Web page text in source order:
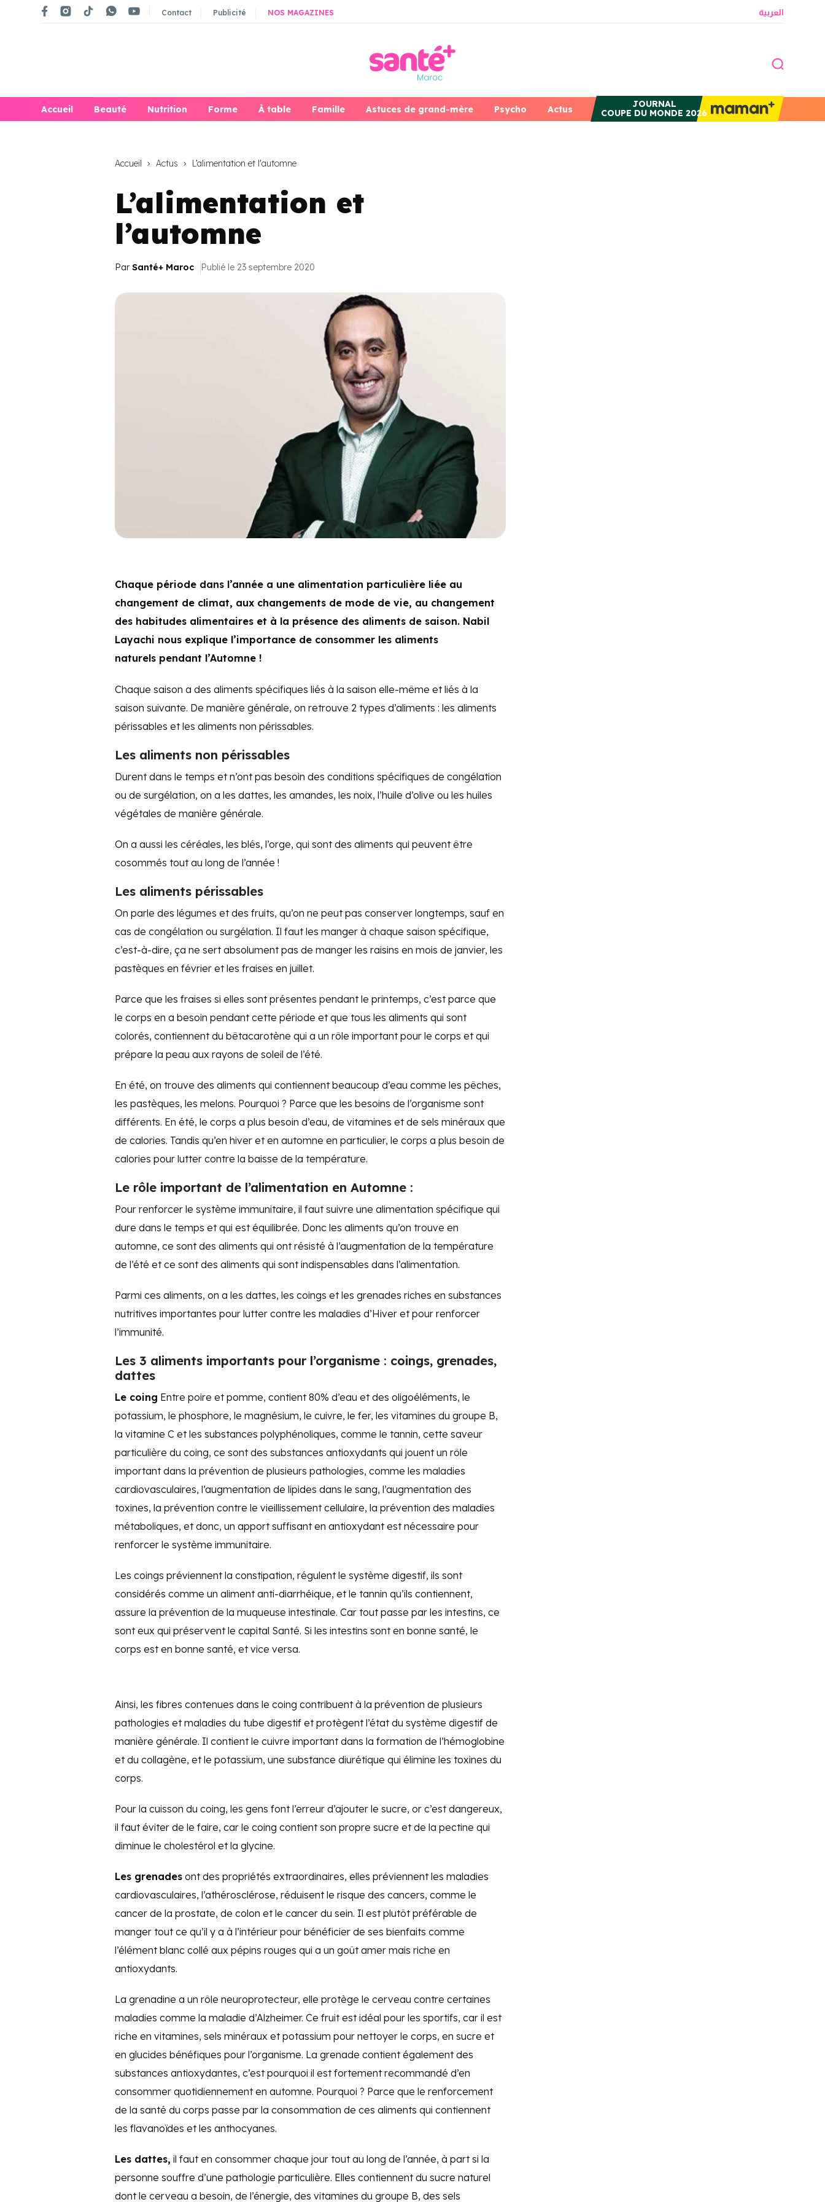
Contact Publicité NOS MAGAZINES العربية
Accueil Beauté Nutrition Forme À table Famille Astuces de grand-mère Psycho Actus
JOURNAL
COUPE DU MONDE 2026
Accueil Actus L’alimentation et l'automne
L’alimentation et
l’automne
Par Santé+ Maroc Publié le 23 septembre 2020
Chaque période dans l’année a une alimentation particulière liée au
changement de climat, aux changements de mode de vie, au changement
des habitudes alimentaires et à la présence des aliments de saison. Nabil
Layachi nous explique l’importance de consommer les aliments
naturels pendant l’Automne !
Chaque saison a des aliments spécifiques liés à la saison elle-même et liés à la
saison suivante. De manière générale, on retrouve 2 types d’aliments : les aliments
périssables et les aliments non périssables.
Les aliments non périssables
Durent dans le temps et n’ont pas besoin des conditions spécifiques de congélation
ou de surgélation, on a les dattes, les amandes, les noix, l’huile d’olive ou les huiles
végétales de manière générale.
On a aussi les céréales, les blés, l’orge, qui sont des aliments qui peuvent être
cosommés tout au long de l’année !
Les aliments périssables
On parle des légumes et des fruits, qu’on ne peut pas conserver longtemps, sauf en
cas de congélation ou surgélation. Il faut les manger à chaque saison spécifique,
c’est-à-dire, ça ne sert absolument pas de manger les raisins en mois de janvier, les
pastèques en février et les fraises en juillet.
Parce que les fraises si elles sont présentes pendant le printemps, c’est parce que
le corps en a besoin pendant cette période et que tous les aliments qui sont
colorés, contiennent du bêtacarotène qui a un rôle important pour le corps et qui
prépare la peau aux rayons de soleil de l’été.
En été, on trouve des aliments qui contiennent beaucoup d’eau comme les pêches,
les pastèques, les melons. Pourquoi ? Parce que les besoins de l’organisme sont
différents. En été, le corps a plus besoin d’eau, de vitamines et de sels minéraux que
de calories. Tandis qu’en hiver et en automne en particulier, le corps a plus besoin de
calories pour lutter contre la baisse de la température.
Le rôle important de l’alimentation en Automne :
Pour renforcer le système immunitaire, il faut suivre une alimentation spécifique qui
dure dans le temps et qui est équilibrée. Donc les aliments qu’on trouve en
automne, ce sont des aliments qui ont résisté à l’augmentation de la température
de l’été et ce sont des aliments qui sont indispensables dans l’alimentation.
Parmi ces aliments, on a les dattes, les coings et les grenades riches en substances
nutritives importantes pour lutter contre les maladies d’Hiver et pour renforcer
l’immunité.
Les 3 aliments importants pour l’organisme : coings, grenades,
dattes
Le coing Entre poire et pomme, contient 80% d’eau et des oligoéléments, le
potassium, le phosphore, le magnésium, le cuivre, le fer, les vitamines du groupe B,
la vitamine C et les substances polyphénoliques, comme le tannin, cette saveur
particulière du coing, ce sont des substances antioxydants qui jouent un rôle
important dans la prévention de plusieurs pathologies, comme les maladies
cardiovasculaires, l’augmentation de lipides dans le sang, l’augmentation des
toxines, la prévention contre le vieillissement cellulaire, la prévention des maladies
métaboliques, et donc, un apport suffisant en antioxydant est nécessaire pour
renforcer le système immunitaire.
Les coings préviennent la constipation, régulent le système digestif, ils sont
considérés comme un aliment anti-diarrhéique, et le tannin qu’ils contiennent,
assure la prévention de la muqueuse intestinale. Car tout passe par les intestins, ce
sont eux qui préservent le capital Santé. Si les intestins sont en bonne santé, le
corps est en bonne santé, et vice versa.
Ainsi, les fibres contenues dans le coing contribuent à la prévention de plusieurs
pathologies et maladies du tube digestif et protègent l’état du système digestif de
manière générale. Il contient le cuivre important dans la formation de l’hémoglobine
et du collagène, et le potassium, une substance diurétique qui élimine les toxines du
corps.
Pour la cuisson du coing, les gens font l’erreur d’ajouter le sucre, or c’est dangereux,
il faut éviter de le faire, car le coing contient son propre sucre et de la pectine qui
diminue le cholestérol et la glycine.
Les grenades ont des propriétés extraordinaires, elles préviennent les maladies
cardiovasculaires, l’athérosclérose, réduisent le risque des cancers, comme le
cancer de la prostate, de colon et le cancer du sein. Il est plutôt préférable de
manger tout ce qu’il y a à l’intérieur pour bénéficier de ses bienfaits comme
l’élément blanc collé aux pépins rouges qui a un goût amer mais riche en
antioxydants.
La grenadine a un rôle neuroprotecteur, elle protège le cerveau contre certaines
maladies comme la maladie d’Alzheimer. Ce fruit est idéal pour les sportifs, car il est
riche en vitamines, sels minéraux et potassium pour nettoyer le corps, en sucre et
en glucides bénéfiques pour l’organisme. La grenade contient également des
substances antioxydantes, c’est pourquoi il est fortement recommandé d’en
consommer quotidiennement en automne. Pourquoi ? Parce que le renforcement
de la santé du corps passe par la consommation de ces aliments qui contiennent
les flavanoïdes et les anthocyanes.
Les dattes, il faut en consommer chaque jour tout au long de l’année, à part si la
personne souffre d’une pathologie particulière. Elles contiennent du sucre naturel
dont le cerveau a besoin, de l’énergie, des vitamines du groupe B, des sels